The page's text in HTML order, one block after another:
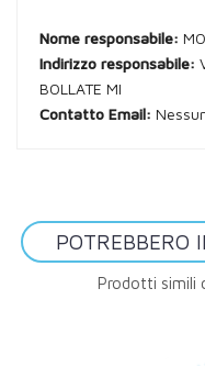
Nome responsabile:
Indirizzo responsabile:
BOLLATE MI
Contatto Email:
POTREBBERO
Prodotti simili